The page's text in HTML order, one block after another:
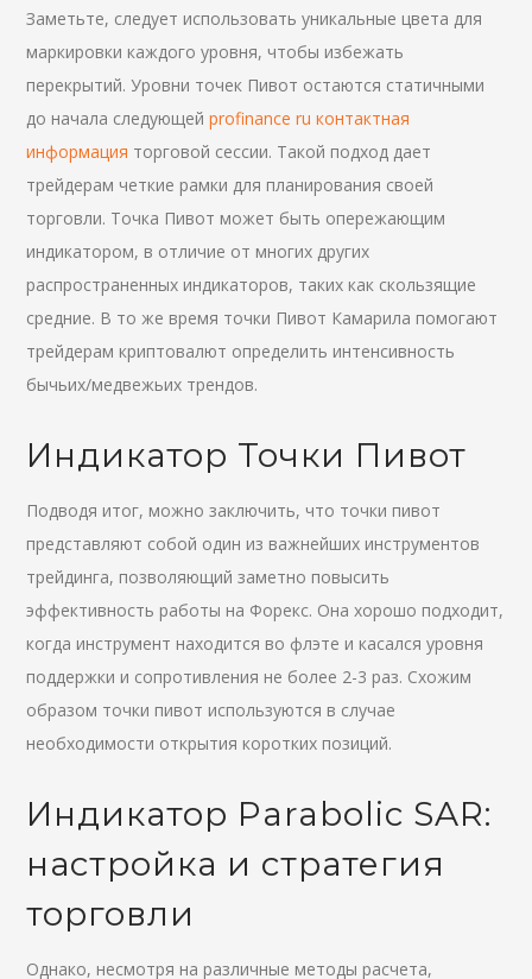
Заметьте, следует использовать уникальные цвета для
маркировки каждого уровня, чтобы избежать
перекрытий. Уровни точек Пивот остаются статичными
до начала следующейprofinance ru контактная
информация торговой сессии. Такой подход дает
трейдерам четкие рамки для планирования своей
торговли. Точка Пивот может быть опережающим
индикатором, в отличие от многих других
распространенных индикаторов, таких как скользящие
средние. В то же время точки Пивот Камарила помогают
трейдерам криптовалют определить интенсивность
бычьих/медвежьих трендов.
Индикатор Точки Пивот
Подводя итог, можно заключить, что точки пивот
представляют собой один из важнейших инструментов
трейдинга, позволяющий заметно повысить
эффективность работы на Форекс. Она хорошо подходит,
когда инструмент находится во флэте и касался уровня
поддержки и сопротивления не более 2-3 раз. Схожим
образом точки пивот используются в случае
необходимости открытия коротких позиций.
Индикатор Parabolic SAR:
настройка и стратегия
торговли
Однако, несмотря на различные методы расчета,